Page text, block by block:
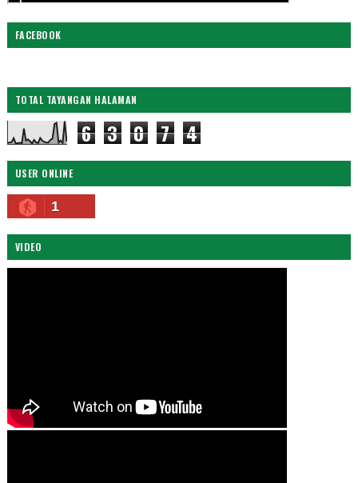
FACEBOOK
TOTAL TAYANGAN HALAMAN
6 3 0 7 4
USER ONLINE
1
VIDEO